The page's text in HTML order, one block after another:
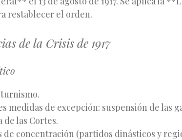
restablecer el orden.
de la Crisis de 1917
medidas de excepción: suspensión de las
de las Cortes.
de concentración (partidos dinásticos y